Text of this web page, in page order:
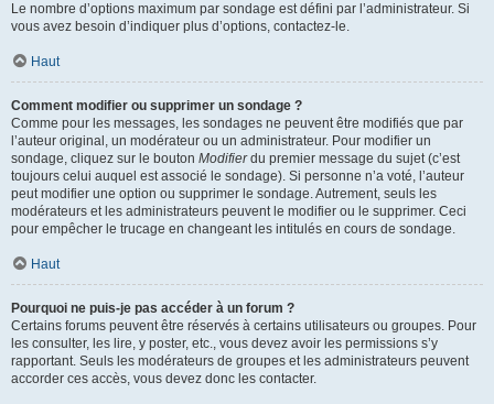
Le nombre d’options maximum par sondage est défini par l’administrateur. Si
vous avez besoin d’indiquer plus d’options, contactez-le.
Haut
Comment modifier ou supprimer un sondage ?
Comme pour les messages, les sondages ne peuvent être modifiés que par
l’auteur original, un modérateur ou un administrateur. Pour modifier un
sondage, cliquez sur le bouton Modifierdu premier message du sujet (c’est
toujours celui auquel est associé le sondage). Si personne n’a voté, l’auteur
peut modifier une option ou supprimer le sondage. Autrement, seuls les
modérateurs et les administrateurs peuvent le modifier ou le supprimer. Ceci
pour empêcher le trucage en changeant les intitulés en cours de sondage.
Haut
Pourquoi ne puis-je pas accéder à un forum ?
Certains forums peuvent être réservés à certains utilisateurs ou groupes. Pour
les consulter, les lire, y poster, etc., vous devez avoir les permissions s’y
rapportant. Seuls les modérateurs de groupes et les administrateurs peuvent
accorder ces accès, vous devez donc les contacter.